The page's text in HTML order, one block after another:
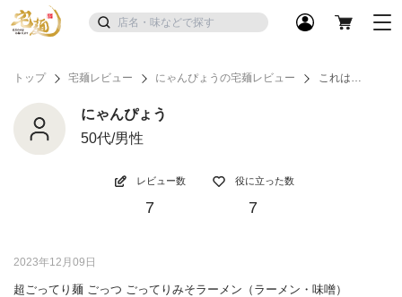
トップ 宅麺レビュー にゃんぴょうの宅麺レビュー これは…
にゃんぴょう
50代/男性
レビュー数
7
役に立った数
7
2023年12月09日
超ごってり麺 ごっつ ごってりみそラーメン（ラーメン・味噌）